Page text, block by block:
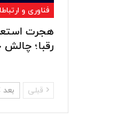
فناوری و
هجرت
رقبا؛ چالش
قبلی بعد